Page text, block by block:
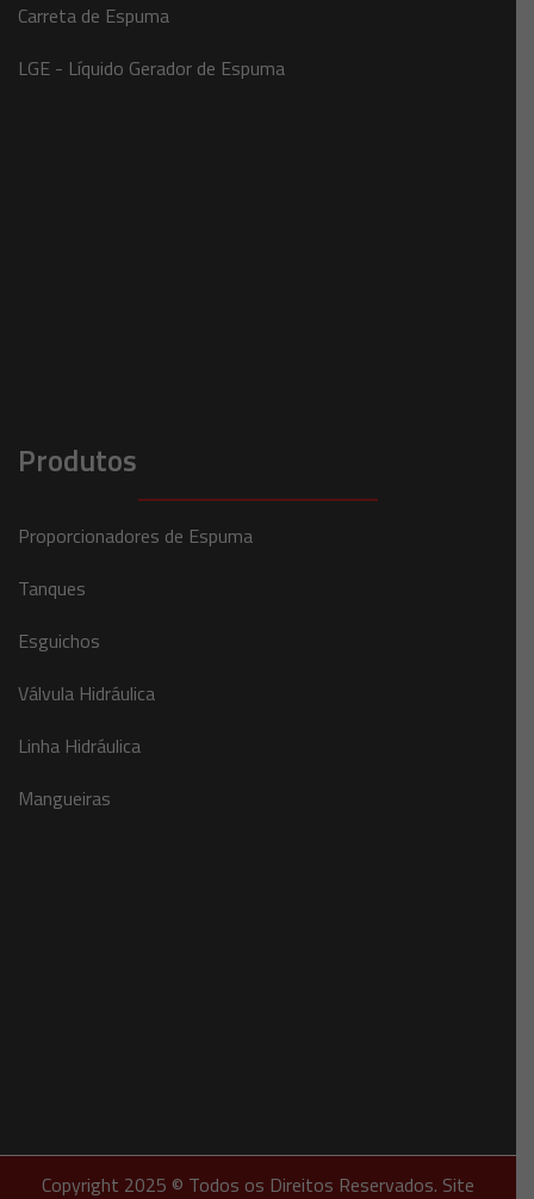
Carreta de Espuma
LGE - Líquido Gerador de Espuma
Produtos
Proporcionadores de Espuma
Tanques
Esguichos
Válvula Hidráulica
Linha Hidráulica
Mangueiras
Copyright 2025 © Todos os Direitos Reservados. Site